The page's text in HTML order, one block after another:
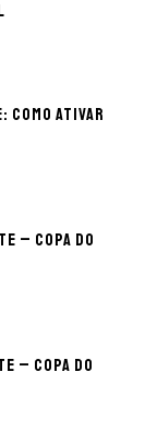
como ativar
– Copa do
– Copa do